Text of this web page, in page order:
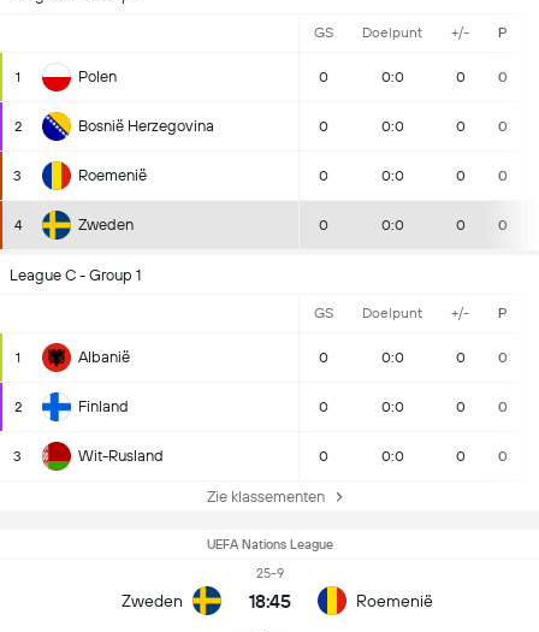
GS Doelpunt +/- P
1 Polen 0 0:0 0 0
2 Bosnië Herzegovina 0 0:0 0 0
3 Roemenië 0 0:0 0 0
4 Zweden 0 0:0 0 0
League C - Group 1
GS Doelpunt +/- P
1 Albanië 0 0:0 0 0
2 Finland 0 0:0 0 0
3 Wit-Rusland 0 0:0 0 0
Zie klassementen
UEFA Nations League
Zweden
25-9
18:45 Roemenië